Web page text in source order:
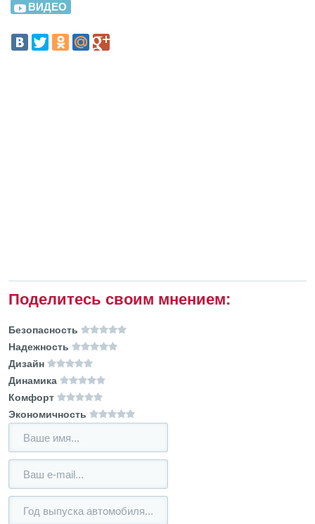
ВИДЕО
Поделитесь своим мнением:
Безопасность
Надежность
Дизайн
Динамика
Комфорт
Экономичность